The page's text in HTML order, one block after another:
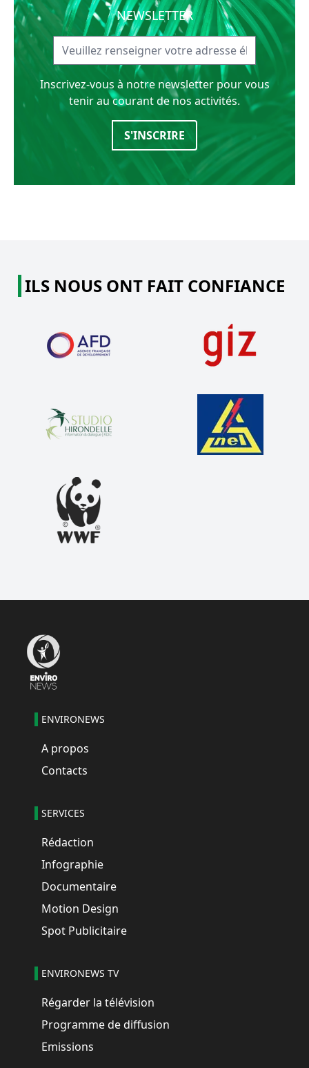
NEWSLETTER
Inscrivez-vous à notre newsletter pour vous
tenir au courant de nos activités.
S'INSCRIRE
ILS NOUS ONT FAIT CONFIANCE
ENVIRONEWS
A propos
Contacts
SERVICES
Rédaction
Infographie
Documentaire
Motion Design
Spot Publicitaire
ENVIRONEWS TV
Régarder la télévision
Programme de diffusion
Emissions